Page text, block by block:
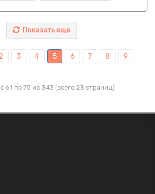
Показать еще
3 4 5 6 7 8
9
61 по 75 из 343 (всего 23 страниц)